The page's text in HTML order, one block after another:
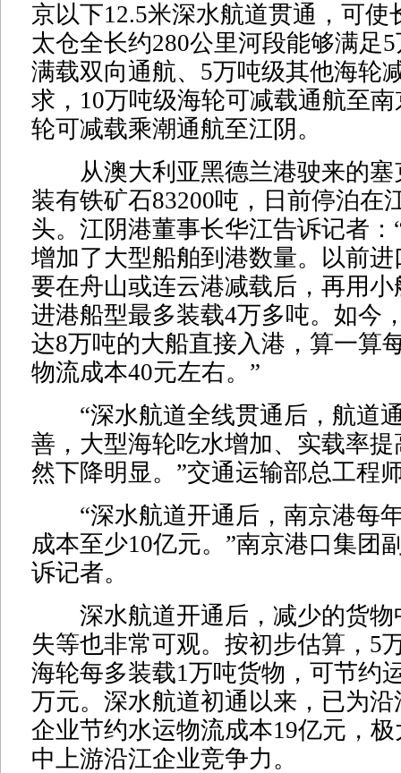
京以下12.5米深水航道贯通，可使
太仓全长约280公里河段能够满足
满载双向通航、5万吨级其他海轮
求，10万吨级海轮可减载通航至
轮可减载乘潮通航至江阴。
从澳大利亚黑德兰港驶来的塞
装有铁矿石83200吨，日前停泊在
头。江阴港董事长华江告诉记者：
增加了大型船舶到港数量。以前
要在舟山或连云港减载后，再用
进港船型最多装载4万多吨。如今
达8万吨的大船直接入港，算一算
物流成本40元左右。”
“深水航道全线贯通后，航道
善，大型海轮吃水增加、实载率
然下降明显。”交通运输部总工程
“深水航道开通后，南京港每
成本至少10亿元。”南京港口集团
诉记者。
深水航道开通后，减少的货物
失等也非常可观。按初步估算，5
海轮每多装载1万吨货物，可节约
万元。深水航道初通以来，已为
企业节约水运物流成本19亿元，
中上游沿江企业竞争力。